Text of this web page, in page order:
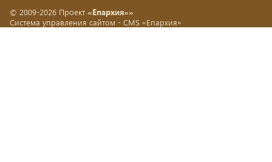
© 2009-2026 Проект «Епархия»»
Система управления сайтом - CMS «Епархия»